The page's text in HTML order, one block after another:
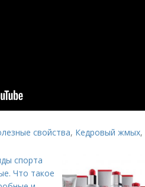
свойства, Кедровый жмых,